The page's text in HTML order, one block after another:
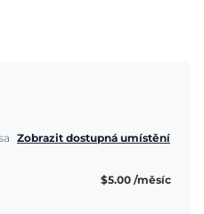
Zobrazit dostupná umístění
$5.00 /měsíc